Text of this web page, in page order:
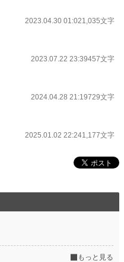
2023.04.30 01:021,035文字
2023.07.22 23:39457文字
2024.04.28 21:19729文字
2025.01.02 22:241,177文字
もっと見る